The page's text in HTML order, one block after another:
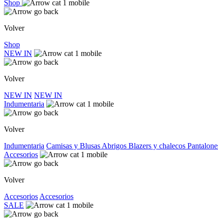
Shop
Volver
Shop
NEW IN
Volver
NEW IN NEW IN
Indumentaria
Volver
Indumentaria Camisas y Blusas Abrigos Blazers y chalecos
Accesorios
Volver
Accesorios Accesorios
SALE